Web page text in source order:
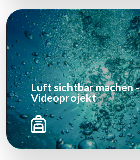
Luft sichtbar machen -
Videoprojekt